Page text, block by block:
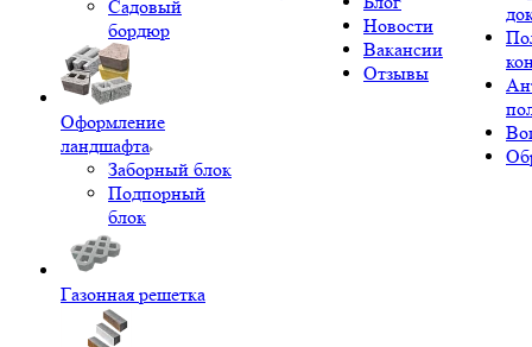
Садовый
бордюр
Оформление
ландшафта
Заборный блок
Подпорный
блок
Газонная решетка
Новости
Вакансии
Отзывы